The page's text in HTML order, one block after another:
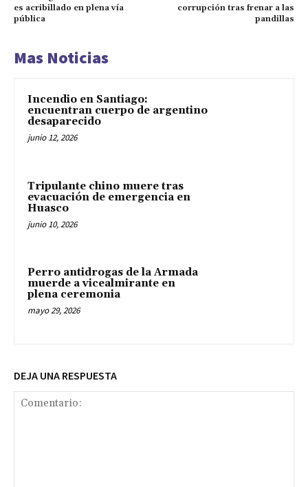
es acribillado en plena vía
pública
corrupción tras frenar a las
pandillas
Mas Noticias
Incendio en Santiago:
encuentran cuerpo de argentino
desaparecido
junio 12, 2026
Tripulante chino muere tras
evacuación de emergencia en
Huasco
junio 10, 2026
Perro antidrogas de la Armada
muerde a vicealmirante en
plena ceremonia
mayo 29, 2026
DEJA UNA RESPUESTA